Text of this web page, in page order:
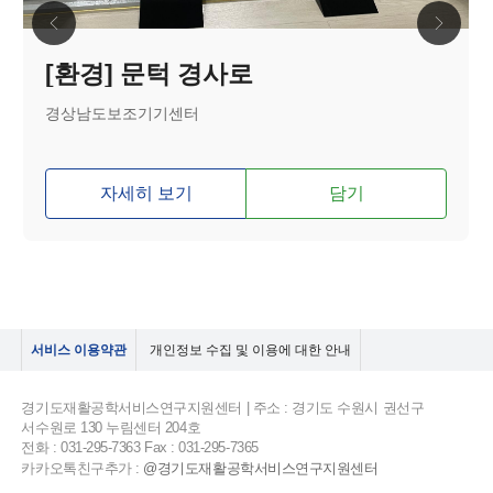
[환경] 문턱 경사로
경상남도보조기기센터
자세히 보기 담기
서비스 이용약관 개인정보 수집 및 이용에 대한 안내
경기도재활공학서비스연구지원센터 | 주소 : 경기도 수원시 권선구
서수원로 130 누림센터 204호
전화 : 031-295-7363 Fax : 031-295-7365
카카오톡친구추가 : @경기도재활공학서비스연구지원센터